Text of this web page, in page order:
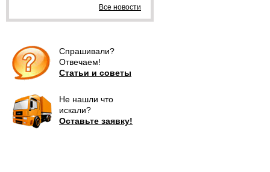
Все новости
Спрашивали?
Отвечаем!
Статьи и советы
Не нашли что
искали?
Оставьте заявку!